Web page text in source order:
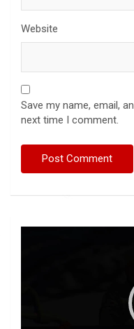
Website
Save my name, email,
next time I comment.